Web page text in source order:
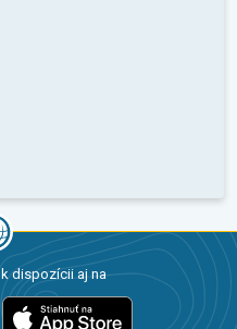
dispozícii aj na